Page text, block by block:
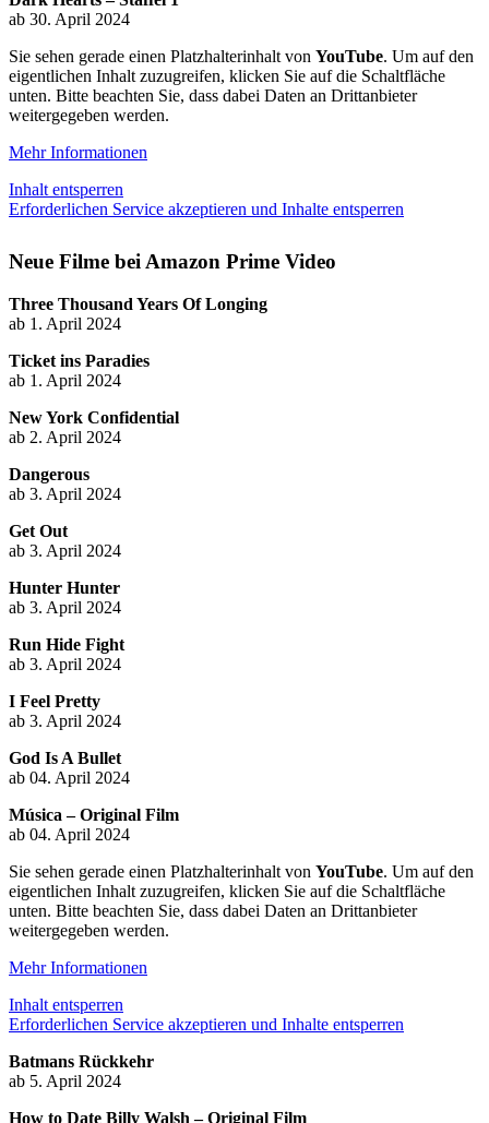
ab 30. April 2024
Sie sehen gerade einen Platzhalterinhalt von YouTube. Um auf den
eigentlichen Inhalt zuzugreifen, klicken Sie auf die Schaltfläche
unten. Bitte beachten Sie, dass dabei Daten an Drittanbieter
weitergegeben werden.
Mehr Informationen
Inhalt entsperren
Erforderlichen Service akzeptieren und Inhalte entsperren
Neue Filme bei Amazon Prime Video
Three Thousand Years Of Longing
ab 1. April 2024
Ticket ins Paradies
ab 1. April 2024
New York Confidential
ab 2. April 2024
Dangerous
ab 3. April 2024
Get Out
ab 3. April 2024
Hunter Hunter
ab 3. April 2024
Run Hide Fight
ab 3. April 2024
I Feel Pretty
ab 3. April 2024
God Is A Bullet
ab 04. April 2024
Música – Original Film
ab 04. April 2024
Sie sehen gerade einen Platzhalterinhalt von YouTube. Um auf den
eigentlichen Inhalt zuzugreifen, klicken Sie auf die Schaltfläche
unten. Bitte beachten Sie, dass dabei Daten an Drittanbieter
weitergegeben werden.
Mehr Informationen
Inhalt entsperren
Erforderlichen Service akzeptieren und Inhalte entsperren
Batmans Rückkehr
ab 5. April 2024
How to Date Billy Walsh – Original Film